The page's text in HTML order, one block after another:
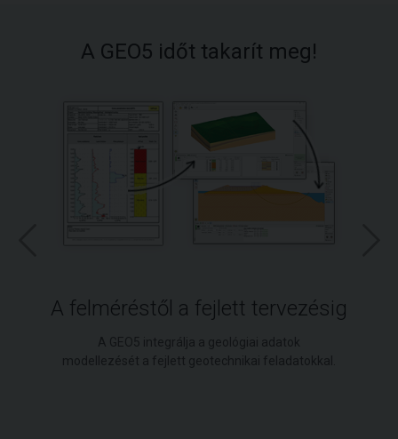
A GEO5 időt takarít meg!
A felméréstől a fejlett tervezésig
A GEO5 integrálja a geológiai adatok
modellezését a fejlett geotechnikai feladatokkal.